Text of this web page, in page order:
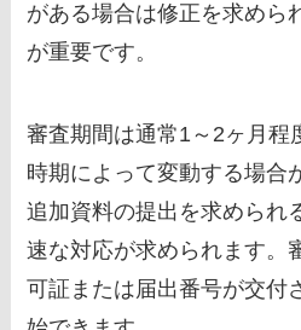
がある場合は修正を求めら
が重要です。
審査期間は通常1～2ヶ月程
時期によって変動する場合
追加資料の提出を求められ
速な対応が求められます。
可証または届出番号が交付